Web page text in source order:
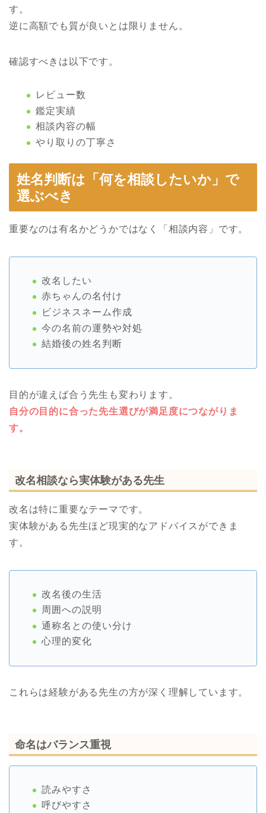
す。
逆に高額でも質が良いとは限りません。
確認すべきは以下です。
レビュー数
鑑定実績
相談内容の幅
やり取りの丁寧さ
姓名判断は「何を相談したいか」で
選ぶべき
重要なのは有名かどうかではなく「相談内容」です。
改名したい
赤ちゃんの名付け
ビジネスネーム作成
今の名前の運勢や対処
結婚後の姓名判断
目的が違えば合う先生も変わります。
自分の目的に合った先生選びが満足度につながりま
す。
改名相談なら実体験がある先生
改名は特に重要なテーマです。
実体験がある先生ほど現実的なアドバイスができま
す。
改名後の生活
周囲への説明
通称名との使い分け
心理的変化
これらは経験がある先生の方が深く理解しています。
命名はバランス重視
読みやすさ
呼びやすさ